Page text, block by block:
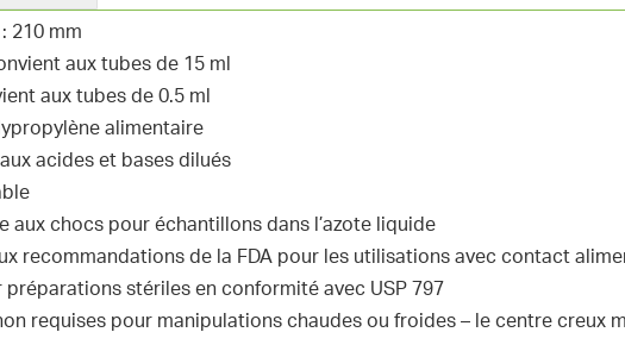
: 210 mm
aux tubes de 15 ml
aux tubes de 0.5 ml
alimentaire
acides et bases dilués
aux chocs pour échantillons dans l’azote liquide
recommandations de la FDA pour les utilisations avec contact
préparations stériles en conformité avec USP 797
requises pour manipulations chaudes ou froides – le centre creux